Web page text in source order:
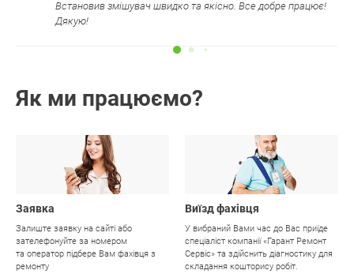
Встановив змішувач швидко та якісно. Все добре працює!
Дякую!
Як ми працюємо?
Заявка
Залиште заявку на сайті або
зателефонуйте за номером
та оператор підбере Вам фахівця з
ремонту
Виїзд фахівця
У вибраний Вами час до Вас приїде
спеціаліст компанії «Гарант Ремонт
Сервіс» та здійснить діагностику для
складання кошторису робіт.